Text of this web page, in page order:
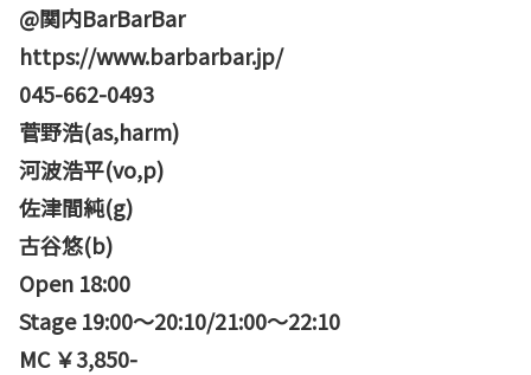
@関内BarBarBar
https://www.barbarbar.jp/
045-662-0493
菅野浩(as,harm)
河波浩平(vo,p)
佐津間純(g)
古谷悠(b)
Open 18:00
Stage 19:00〜20:10/21:00〜22:10
MC ￥3,850-